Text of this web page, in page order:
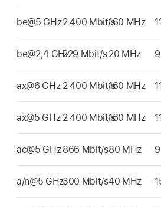
be@5 GHz2 400 Mbit/s160 MHz
be@2,4 GHz229 Mbit/s20 MHz
ax@6 GHz 2 400 Mbit/s160 MHz
ax@5 GHz 2 400 Mbit/s160 MHz
ac@5 GHz 866 Mbit/s80 MHz
a/n@5 GHz300 Mbit/s40 MHz